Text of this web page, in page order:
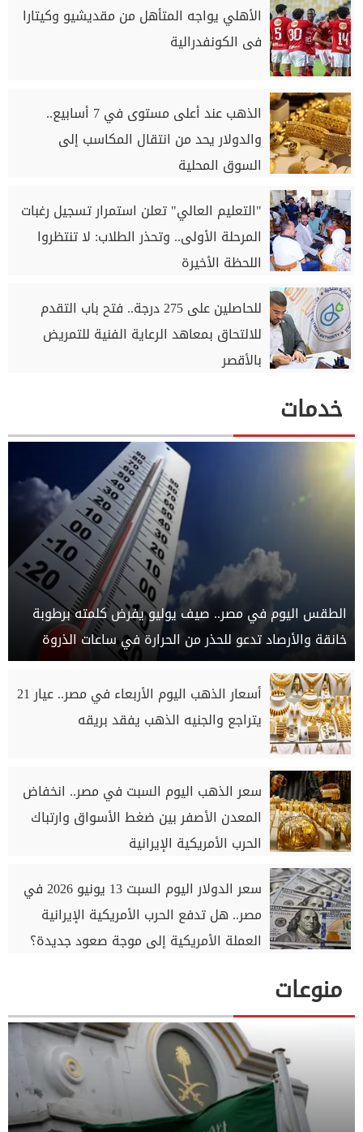
الأهلي يواجه المتأهل من مقديشيو وكيتارا
فى الكونفدرالية
الذهب عند أعلى مستوى في 7 أسابيع..
والدولار يحد من انتقال المكاسب إلى
السوق المحلية
"التعليم العالي" تعلن استمرار تسجيل رغبات
المرحلة الأولى.. وتحذر الطلاب: لا تنتظروا
اللحظة الأخيرة
للحاصلين على 275 درجة.. فتح باب التقدم
للالتحاق بمعاهد الرعاية الفنية للتمريض
بالأقصر
خدمات
الطقس اليوم في مصر.. صيف يوليو يفرض كلمته برطوبة
خانقة والأرصاد تدعو للحذر من الحرارة في ساعات الذروة
أسعار الذهب اليوم الأربعاء في مصر.. عيار 21
يتراجع والجنيه الذهب يفقد بريقه
سعر الذهب اليوم السبت في مصر.. انخفاض
المعدن الأصفر بين ضغط الأسواق وارتباك
الحرب الأمريكية الإيرانية
سعر الدولار اليوم السبت 13 يونيو 2026 في
مصر.. هل تدفع الحرب الأمريكية الإيرانية
العملة الأمريكية إلى موجة صعود جديدة؟
منوعات